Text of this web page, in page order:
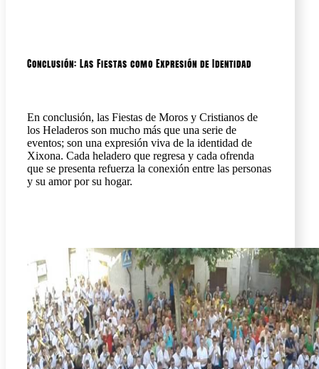
Conclusión: Las Fiestas como Expresión de Identidad
En conclusión, las Fiestas de Moros y Cristianos de
los Heladeros son mucho más que una serie de
eventos; son una expresión viva de la identidad de
Xixona. Cada heladero que regresa y cada ofrenda
que se presenta refuerza la conexión entre las personas
y su amor por su hogar.